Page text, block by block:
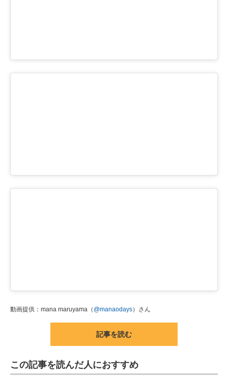
動画提供：mana maruyama（ @manaodays）さん
記事を読む
この記事を読んだ人におすすめ